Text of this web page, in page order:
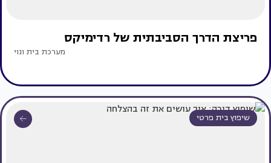
פריצת הדרך הסביבתית של רדימיקס
מערכת בית ונוי
שיפוץ בית פרטי